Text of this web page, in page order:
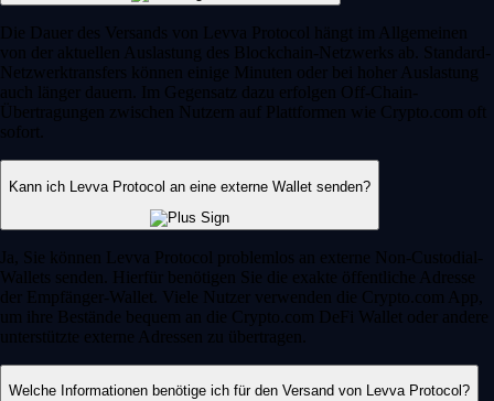
Die Dauer des Versands von Levva Protocol hängt im Allgemeinen
von der aktuellen Auslastung des Blockchain-Netzwerks ab. Standard-
Netzwerktransfers können einige Minuten oder bei hoher Auslastung
auch länger dauern. Im Gegensatz dazu erfolgen Off-Chain-
Übertragungen zwischen Nutzern auf Plattformen wie Crypto.com oft
sofort.
Kann ich Levva Protocol an eine externe Wallet senden?
Ja, Sie können Levva Protocol problemlos an externe Non-Custodial-
Wallets senden. Hierfür benötigen Sie die exakte öffentliche Adresse
der Empfänger-Wallet. Viele Nutzer verwenden die Crypto.com App,
um ihre Bestände bequem an die Crypto.com DeFi Wallet oder andere
unterstützte externe Adressen zu übertragen.
Welche Informationen benötige ich für den Versand von Levva Protocol?